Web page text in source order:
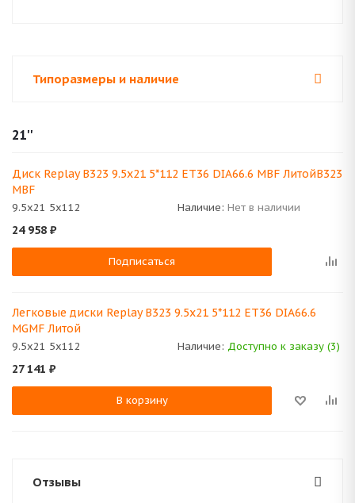
Типоразмеры и наличие
21''
Диск Replay B323 9.5x21 5*112 ET36 DIA66.6 MBF ЛитойB323
MBF
9.5x21 5x112 Наличие: Нет в наличии
24 958 ₽
Подписаться
Легковые диски Replay B323 9.5x21 5*112 ET36 DIA66.6
MGMF Литой
9.5x21 5x112 Наличие: Доступно к заказу (3)
27 141 ₽
В корзину
Отзывы